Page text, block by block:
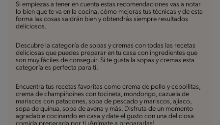
Si empiezas a tener en cuenta estas recomendaciones vas a notar
lo bien que te va en la cocina, cómo mejoras tus técnicas y de esta
forma las cosas saldrán bien y obtendrás siempre resultados
deliciosos.
Descubre la categoría de sopas y cremas con todas las recetas
deliciosas que puedes preparar en tu casa con ingredientes que
son muy fáciles de conseguir. Si te gusta la sopas y cremas esta
categoría es perfecta para ti.
Encuentra tus recetas favoritas como crema de pollo y cebollitas,
crema de champiñoines con tocineta, mondongo, cazuela de
mariscos con patacones, sopa de pescado y mariscos, ajiaco,
sopa de quinua, sopa de avena y más. Disfruta de un momento
agradable cocinando en casa y date el gusto con una deliciosa